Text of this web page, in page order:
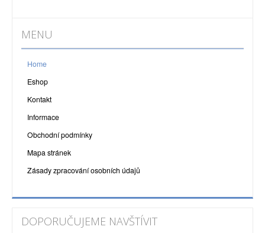
MENU
Home
Eshop
Kontakt
Informace
Obchodní podmínky
Mapa stránek
Zásady zpracování osobních údajů
DOPORUČUJEME NAVŠTÍVIT